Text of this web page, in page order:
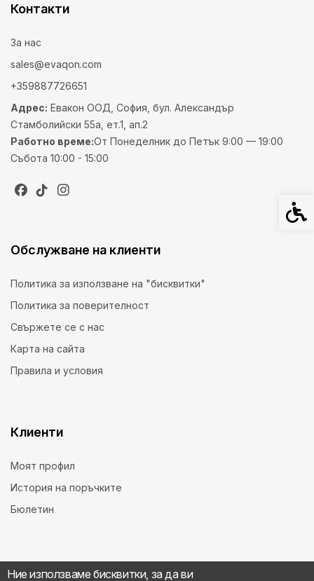
Ние използваме бисквитки, за да ви
Контакти
За нас
sales@evaqon.com
+359887726651
Адрес: Евакон ООД, София, бул. Александър
Стамболийски 55а, ет.1, ап.2
Работно време:От Понеделник до Петък 9:00 — 19:00
Събота 10:00 - 15:00
Обслужване на клиенти
Политика за използване на "бисквитки"
Политика за поверителност
Свържете се с нас
Карта на сайта
Правила и условия
Клиенти
Моят профил
История на поръчките
Бюлетин